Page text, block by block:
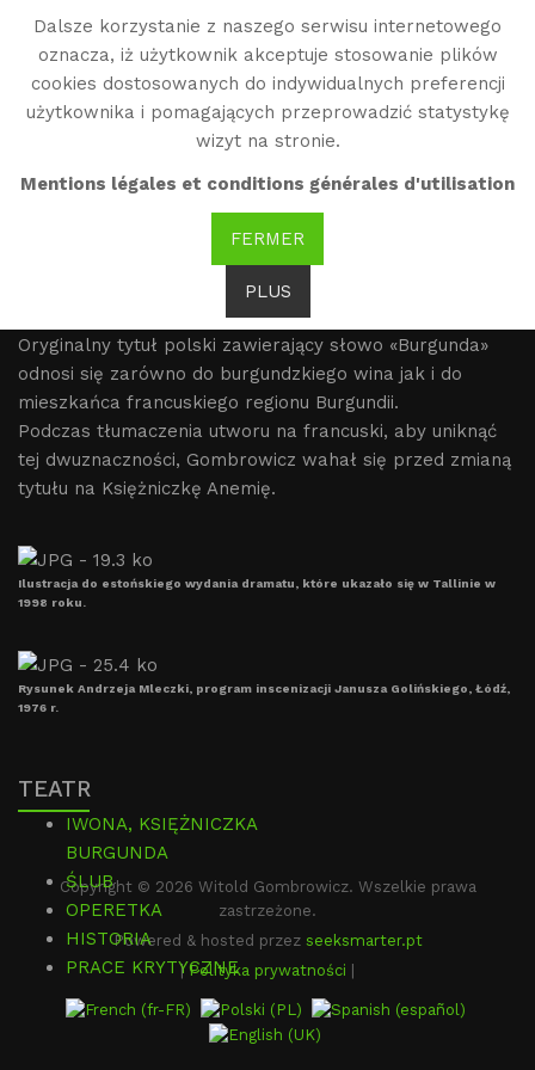
Dalsze korzystanie z naszego serwisu internetowego
oznacza, iż użytkownik akceptuje stosowanie plików
cookies dostosowanych do indywidualnych preferencji
użytkownika i pomagających przeprowadzić statystykę
wizyt na stronie.
Mentions légales et conditions générales d'utilisation
FERMER
PLUS
Witold Gombrowicz
Tytuł
Oryginalny tytuł polski zawierający słowo «Burgunda»
odnosi się zarówno do burgundzkiego wina jak i do
mieszkańca francuskiego regionu Burgundii.
Podczas tłumaczenia utworu na francuski, aby uniknąć
tej dwuznaczności, Gombrowicz wahał się przed zmianą
tytułu na Księżniczkę Anemię.
Ilustracja do estońskiego wydania dramatu, które ukazało się w Tallinie w
1998 roku.
Rysunek Andrzeja Mleczki, program inscenizacji Janusza Golińskiego, Łódź,
1976 r.
TEATR
IWONA, KSIĘŻNICZKA
BURGUNDA
ŚLUB
OPERETKA
HISTORIA
PRACE KRYTYCZNE
Copyright © 2026 Witold Gombrowicz. Wszelkie prawa
zastrzeżone.
Powered & hosted przez seeksmarter.pt
|Polityka prywatności